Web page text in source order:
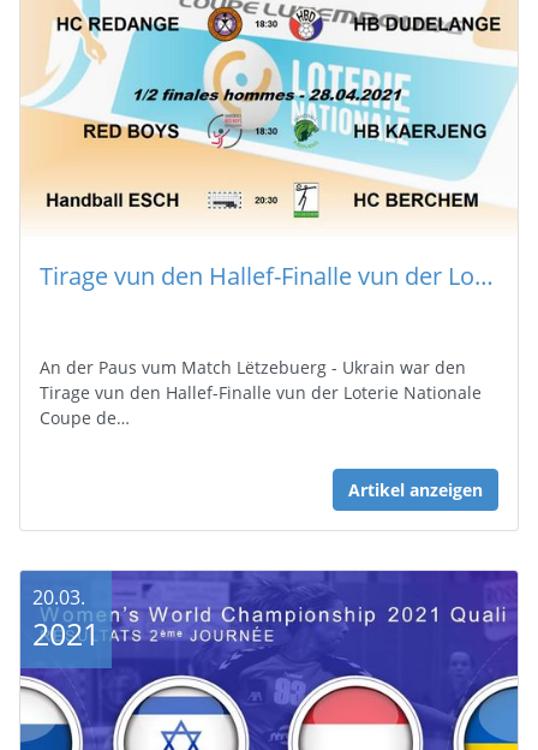
Tirage vun den Hallef-Finalle vun der Loterie Nationale Coupe de Luxembourg
An der Paus vum Match Lëtzebuerg - Ukrain war den
Tirage vun den Hallef-Finalle vun der Loterie Nationale
Coupe de…
Artikel anzeigen
20.03.
2021